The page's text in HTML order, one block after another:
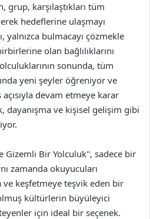
grup, karşılaştıkları tüm
hedeflerine ulaşmayı
yalnızca bulmacayı çözmekle
olan bağlılıklarını
sonunda, tüm
yeni şeyler öğreniyor ve
devam etmeye karar
dayanışma ve kişisel gelişim gibi
Gizemli Bir Yolculuk", sadece bir
zamanda okuyucuları
keşfetmeye teşvik eden bir
kültürlerin büyüleyici
için ideal bir seçenek.